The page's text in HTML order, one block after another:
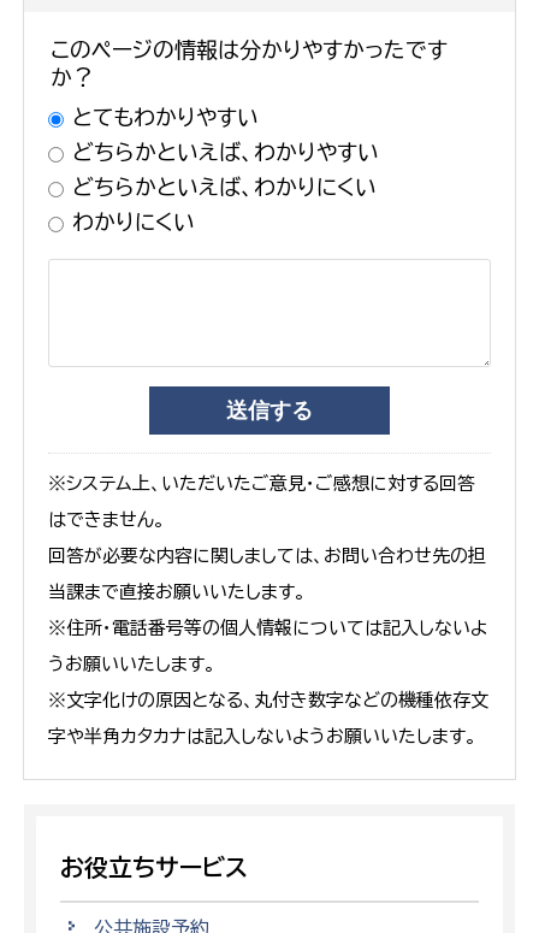
このページの情報は分かりやすかったです
か？
とてもわかりやすい
どちらかといえば、わかりやすい
どちらかといえば、わかりにくい
わかりにくい
※システム上、いただいたご意見・ご感想に対する回答
はできません。
回答が必要な内容に関しましては、お問い合わせ先の担
当課まで直接お願いいたします。
※住所・電話番号等の個人情報については記入しないよ
うお願いいたします。
※文字化けの原因となる、丸付き数字などの機種依存文
字や半角カタカナは記入しないようお願いいたします。
お役立ちサービス
公共施設予約